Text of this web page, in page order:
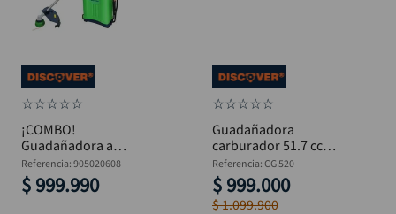
☆☆☆☆☆
¡COMBO!
Guadañadora a
Gasolina 51.7cc +
Fumigador 20L
DISCOVER
Referencia: 905020608
$ 999.990
☆☆☆☆☆
Guadañadora
carburador 51.7 cc
DISCOVER CG 520
Referencia: CG 520
$ 999.000
$1.099.900
llave impacto